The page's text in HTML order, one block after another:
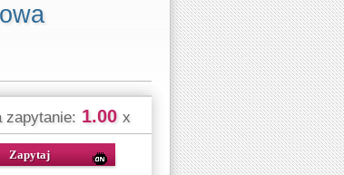
zapytanie: 1.00 x